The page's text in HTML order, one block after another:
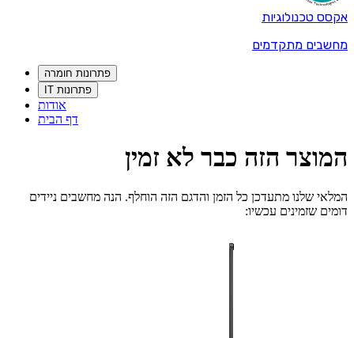
אקסס טכנולוגיות
מחשבים מתקדמים
פתרונות חומרה
פתרונות IT
אודות
דף הבית
המוצר הזה כבר לא זמין
המלאי שלנו מתעדכן כל הזמן והדגם הזה הוחלף. הנה מחשבים ניידים
דומים שזמינים עכשיו: